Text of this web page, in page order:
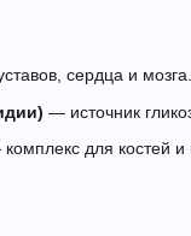
сердца и мозга.
— источник
для костей и